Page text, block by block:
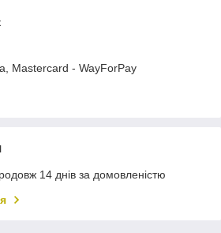
Mastercard - WayForPay
14 днів за домовленістю